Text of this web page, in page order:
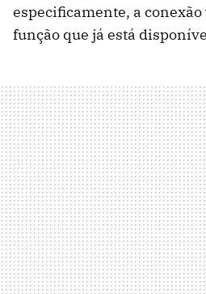
especificamente, a
função que já está